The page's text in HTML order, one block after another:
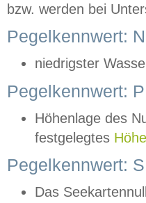
bzw. werden bei
Pegelkennwert:
niedrigster
Pegelkennwert:
Höhenlage des
festgelegtes
Pegelkennwert:
Das